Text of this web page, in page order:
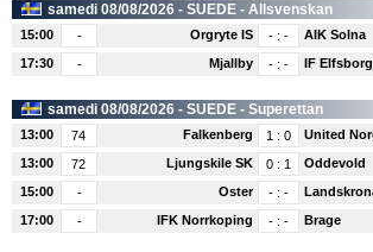
samedi 08/08/2026 - SUEDE - Allsvenskan
15:00 - Orgryte IS - : -
AIK Solna
17:30
- Mjallby - : - IF Elfsborg
samedi 08/08/2026 - SUEDE - Superettan
13:00 74 Falkenberg 1 : 0
United
13:00
72 Ljungskile SK 0 : 1
Oddevold
15:00
- Oster - : -
17:00
- IFK Norrkoping - : - Brage